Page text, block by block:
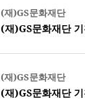
(재)GS문화재단
(재)GS문화재단
(재)GS문화재단
(재)GS문화재단